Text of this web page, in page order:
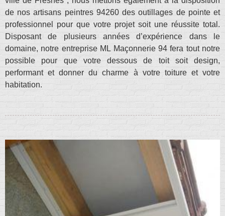
de nos artisans peintres 94260 des outillages de pointe et
professionnel pour que votre projet soit une réussite total.
Disposant de plusieurs années d’expérience dans le
domaine, notre entreprise ML Maçonnerie 94 fera tout notre
possible pour que votre dessous de toit soit design,
performant et donner du charme à votre toiture et votre
habitation.